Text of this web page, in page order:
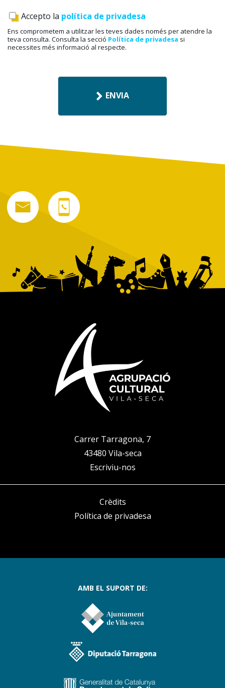
P
R
I
V
Accepto la política de privadesa
Ens comprometem a utilitzar les teves dades només per atendre la
teva consulta. Consulta la secció Política de privadesa si
necessites més informació al respecte.
ENVIA
Carrer Tarragona, 7
43480 Vila-seca
Escriviu-nos
Crèdits
Política de privadesa
AMB EL SUPORT DE: